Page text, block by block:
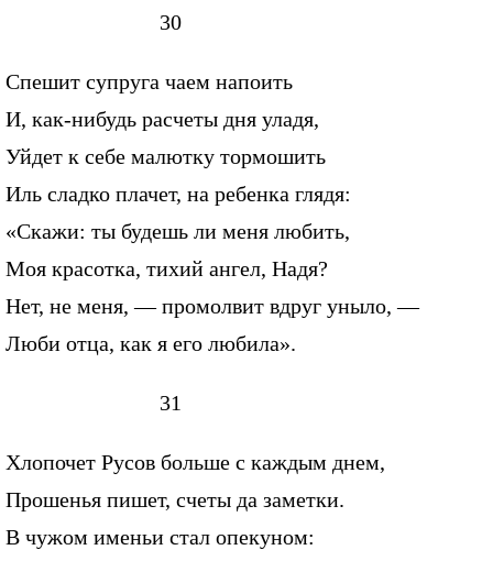
30
Спешит супруга чаем напоить
И, как-нибудь расчеты дня уладя,
Уйдет к себе малютку тормошить
Иль сладко плачет, на ребенка глядя:
«Скажи: ты будешь ли меня любить,
Моя красотка, тихий ангел, Надя?
Нет, не меня, — промолвит вдруг уныло, —
Люби отца, как я его любила».
31
Хлопочет Русов больше с каждым днем,
Прошенья пишет, счеты да заметки.
В чужом именьи стал опекуном: